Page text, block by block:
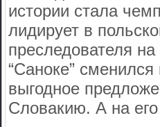
истории стала
лидирует в
преследователя
“Саноке”
выгодное
Словакию. А на